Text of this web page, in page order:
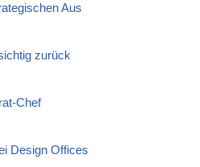
Aus
zurück
Chef
Design Offices